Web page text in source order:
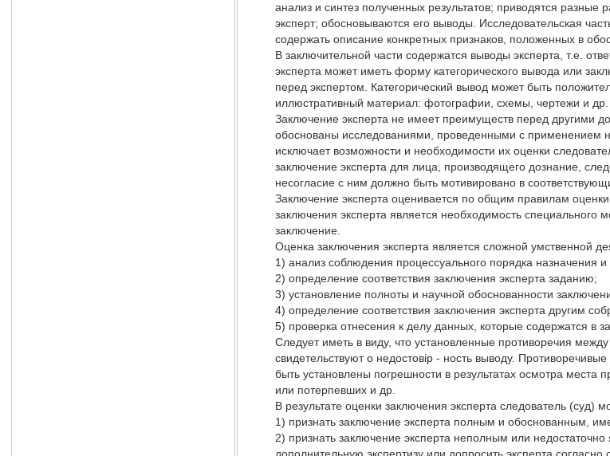
анализ и синтез полученных результатов; приводятся
эксперт; обосновываются его выводы. Исследовательская
содержать описание конкретных признаков, положенных в
В заключительной части содержатся выводы эксперта, т.е.
эксперта может иметь форму категорического вывода или
перед экспертом. Категорический вывод может быть
иллюстративный материал: фотографии, схемы, чертежи и др.
Заключение эксперта не имеет преимуществ перед другими
обоснованы исследованиями, проведенными с применением
исключает возможности и необходимости их оценки
заключение эксперта для лица, производящего дознание,
несогласие с ним должно быть мотивировано в
Заключение эксперта оценивается по общим правилам
заключения эксперта является необходимость специального
заключение.
Оценка заключения эксперта является сложной умственной
1) анализ соблюдения процессуального порядка назначения
2) определение соответствия заключения эксперта заданию;
3) установление полноты и научной обоснованности
4) определение соответствия заключения эксперта другим
5) проверка отнесения к делу данных, которые содержатся в
Следует иметь в виду, что установленные противоречия
свидетельствуют о недостовір - ность выводу.
быть установлены погрешности в результатах осмотра места
или потерпевших и др.
В результате оценки заключения эксперта следователь
1) признать заключение эксперта полным и обоснованным,
2) признать заключение эксперта неполным или